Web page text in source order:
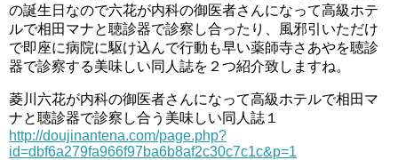
の誕生日なので六花が内科の御医者さんになって高級ホテ
ルで相田マナと聴診器で診察し合ったり、風邪引いただけ
で即座に病院に駆け込んで行動も早い薬師寺さあやを聴診
器で診察する美味しい同人誌を２つ紹介致しますね。
菱川六花が内科の御医者さんになって高級ホテルで相田マ
ナと聴診器で診察し合う美味しい同人誌１
http://doujinantena.com/page.php?
id=dbf6a279fa966f97ba6b8af2c30c7c1c&p=1